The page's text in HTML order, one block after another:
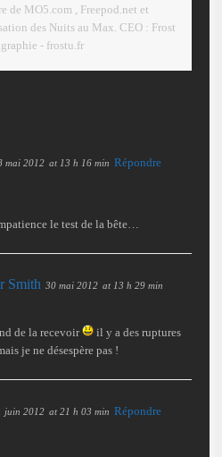
de MO5.com , Freepod.net et
des Nuits au Max. CEO : Frost
- frostu.fr
mai 2012 at 13 h 16 min Répondre
le test de la bête…
Smith 30 mai 2012 at 13 h 29 min
de la recevoir
il y a des ruptures
je ne désespère pas !
juin 2012 at 21 h 03 min Répondre